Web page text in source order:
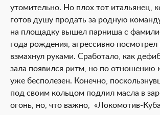
утомительно. Но плох тот итальянец,
готов душу продать за родную
на площадку вышел парниша с
года рождения, агрессивно
взмахнул руками. Сработало, как
зала появился ритм, но по отношению
уже бесполезен. Конечно,
под своим кольцом подлил масла в
огонь, но, что важно, «Локомотив-